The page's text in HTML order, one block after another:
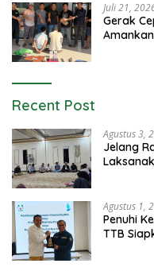
Juli 21,
Gerak
Recent Post
Agustus 3,
Jelang
Agustus 1,
Penuhi
TTB